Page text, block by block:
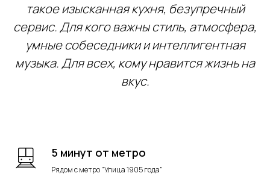
такое изысканная кухня, безупречный
сервис. Для кого важны стиль, атмосфера,
умные собеседники и интеллигентная
музыка. Для всех, кому нравится жизнь на
вкус.
5 минут от метро
Рядом с метро "Улица 1905 года"